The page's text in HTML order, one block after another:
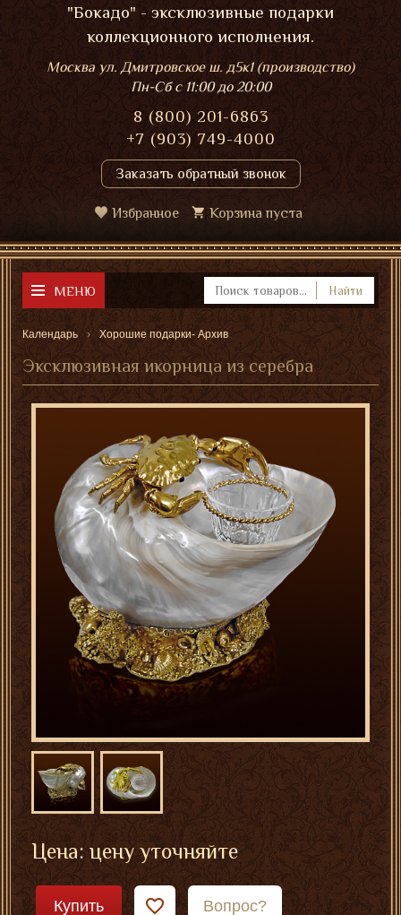
"Бокадо" - эксклюзивные подарки
коллекционного исполнения.
Москва ул. Дмитровское ш. д5к1 (производство)
Пн-Сбс 11:00 до 20:00
8 (800) 201-6863
+7 (903) 749-4000
Заказать обратный звонок
Избранное Корзина пуста
МЕНЮ Найти
Календарь Хорошие подарки- Архив
Эксклюзивная икорница из серебра
Цена: цену уточняйте
Купить Вопрос?